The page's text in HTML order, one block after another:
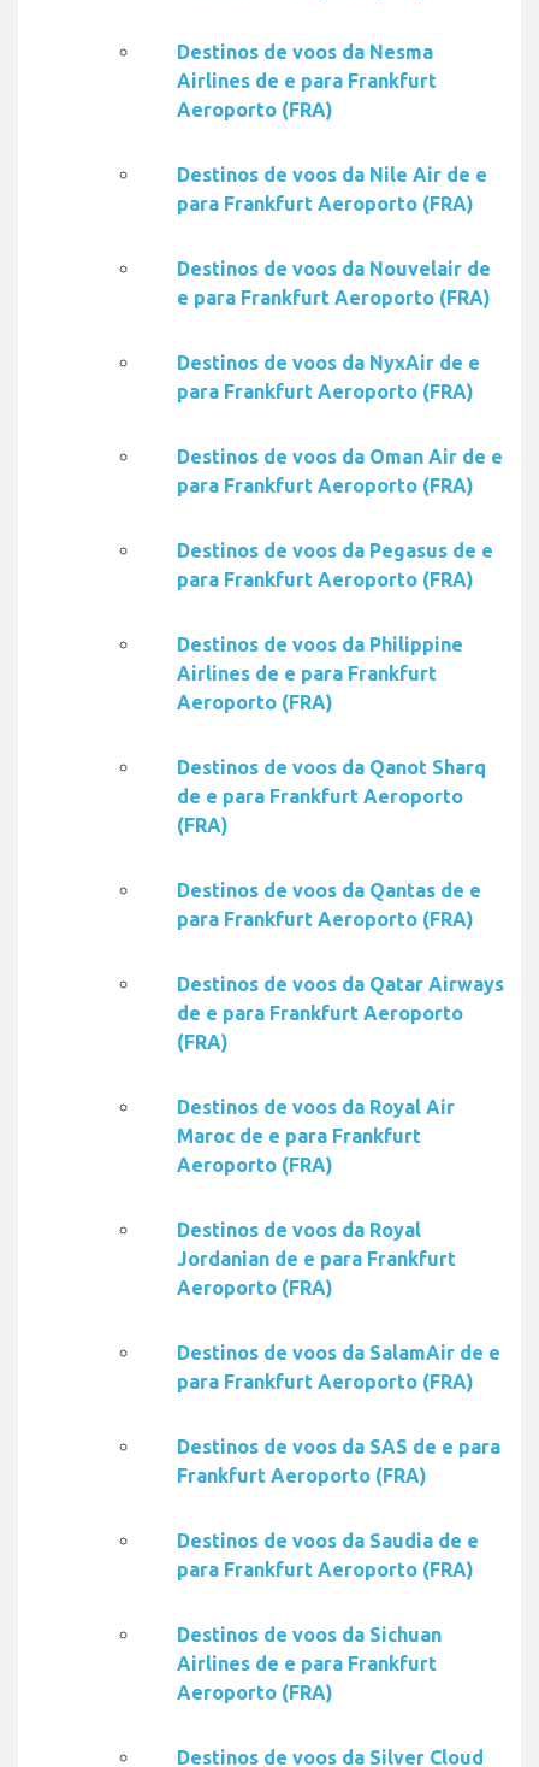
Destinos de voos da Nesma
Airlines de e para Frankfurt
Aeroporto (FRA)
Destinos de voos da Nile Air de e
para Frankfurt Aeroporto (FRA)
Destinos de voos da Nouvelair de
e para Frankfurt Aeroporto (FRA)
Destinos de voos da NyxAir de e
para Frankfurt Aeroporto (FRA)
Destinos de voos da Oman Air de e
para Frankfurt Aeroporto (FRA)
Destinos de voos da Pegasus de e
para Frankfurt Aeroporto (FRA)
Destinos de voos da Philippine
Airlines de e para Frankfurt
Aeroporto (FRA)
Destinos de voos da Qanot Sharq
de e para Frankfurt Aeroporto
(FRA)
Destinos de voos da Qantas de e
para Frankfurt Aeroporto (FRA)
Destinos de voos da Qatar Airways
de e para Frankfurt Aeroporto
(FRA)
Destinos de voos da Royal Air
Maroc de e para Frankfurt
Aeroporto (FRA)
Destinos de voos da Royal
Jordanian de e para Frankfurt
Aeroporto (FRA)
Destinos de voos da SalamAir de e
para Frankfurt Aeroporto (FRA)
Destinos de voos da SAS de e para
Frankfurt Aeroporto (FRA)
Destinos de voos da Saudia de e
para Frankfurt Aeroporto (FRA)
Destinos de voos da Sichuan
Airlines de e para Frankfurt
Aeroporto (FRA)
Destinos de voos da Silver Cloud